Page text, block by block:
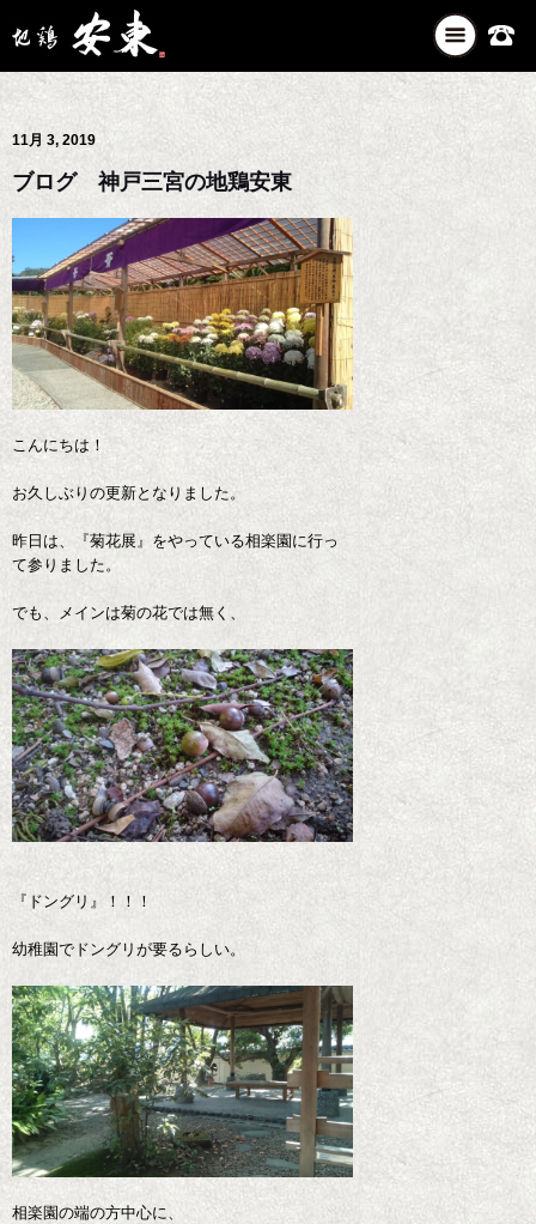
ナ
ビ
ゲ
シ
11月 3, 2019
ブログ 神戸三宮の地鶏安東
こんにちは！
お久しぶりの更新となりました。
昨日は、『菊花展』をやっている相楽園に行っ
て参りました。
でも、メインは菊の花では無く、
『ドングリ』！！！
幼稚園でドングリが要るらしい。
相楽園の端の方中心に、